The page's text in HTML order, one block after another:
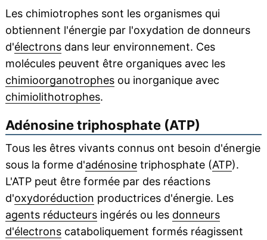
Les chimiotrophes sont les organismes qui
obtiennent l'énergie par l'oxydation de donneurs
d'électronsdans leur environnement. Ces
molécules peuvent être organiques avec les
chimioorganotrophesou inorganique avec
chimiolithotrophes.
Adénosine triphosphate (ATP)
Tous les êtres vivants connus ont besoin d'énergie
sous la forme d'adénosinetriphosphate (ATP).
L'ATP peut être formée par des réactions
d'oxydoréduction productrices d'énergie. Les
agents réducteursingérés ou les donneurs
d'électronscataboliquement formés réagissent